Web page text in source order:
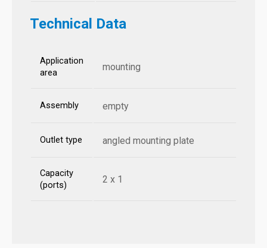
Technical Data
Application
area
mounting
Assembly empty
Outlet type angled mounting plate
Capacity
(ports)
2 x 1